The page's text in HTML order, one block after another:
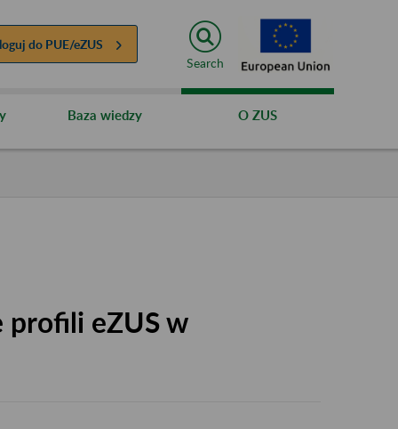
do PUE/eZUS
Search
Baza wiedzy O ZUS
profili eZUS w